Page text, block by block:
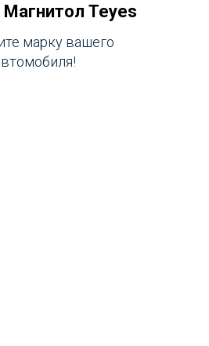
Магнитол Teyes
марку вашего